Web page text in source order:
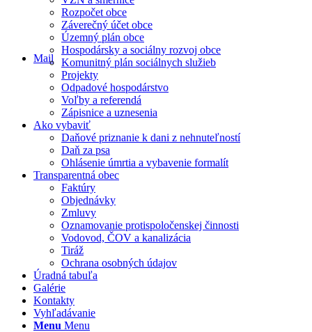
Mail
Rozpočet obce
Záverečný účet obce
Územný plán obce
Hospodársky a sociálny rozvoj obce
Komunitný plán sociálnych služieb
Projekty
Odpadové hospodárstvo
Voľby a referendá
Zápisnice a uznesenia
Ako vybaviť
Daňové priznanie k dani z nehnuteľností
Daň za psa
Ohlásenie úmrtia a vybavenie formalít
Transparentná obec
Faktúry
Objednávky
Zmluvy
Oznamovanie protispoločenskej činnosti
Vodovod, ČOV a kanalizácia
Tiráž
Ochrana osobných údajov
Úradná tabuľa
Galérie
Kontakty
Vyhľadávanie
Menu Menu